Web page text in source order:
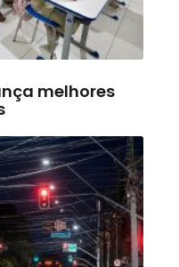
melhores